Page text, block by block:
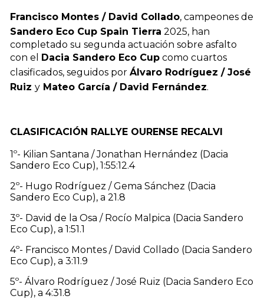
Francisco Montes / David Collado, campeones de
Sandero Eco Cup Spain Tierra 2025, han
completado su segunda actuación sobre asfalto
con el Dacia Sandero Eco Cup como cuartos
clasificados, seguidos por Álvaro Rodríguez / José
Ruiz y Mateo García / David Fernández.
CLASIFICACIÓN RALLYE OURENSE RECALVI
1º- Kilian Santana / Jonathan Hernández (Dacia
Sandero Eco Cup), 1:55:12.4
2º- Hugo Rodríguez / Gema Sánchez (Dacia
Sandero Eco Cup), a 21.8
3º- David de la Osa / Rocío Malpica (Dacia Sandero
Eco Cup), a 1:51.1
4º- Francisco Montes / David Collado (Dacia Sandero
Eco Cup), a 3:11.9
5º- Álvaro Rodríguez / José Ruiz (Dacia Sandero Eco
Cup), a 4:31.8